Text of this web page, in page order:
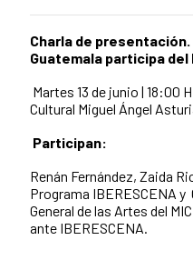
Charla de presentación.
Guatemala participa del
Martes 13 de junio | 18:00
Cultural Miguel Ángel
Participan:
Renán Fernández, Zaida
Programa IBERESCENA y
General de las Artes del
ante IBERESCENA.